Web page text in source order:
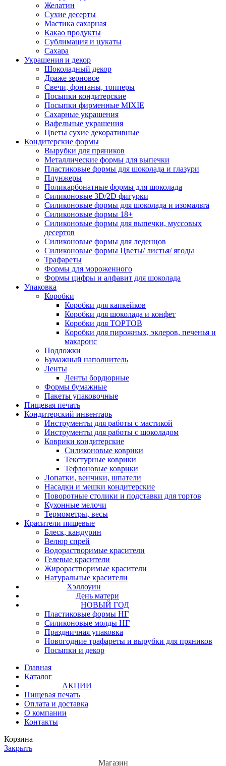
Желатин
Сухие десерты
Мастика сахарная
Какао продукты
Сублимация и цукаты
Сахара
Украшения и декор
Шоколадный декор
Драже зерновое
Свечи, фонтаны, топперы
Посыпки кондитерские
Посыпки фирменные MIXIE
Сахарные украшения
Вафельные украшения
Цветы сухие декоративные
Кондитерские формы
Вырубки для пряников
Металлические формы для выпечки
Пластиковые формы для шоколада и глазури
Плунжеры
Поликарбонатные формы для шоколада
Силиконовые 3D/2D фигурки
Силиконовые формы для шоколада и изомальта
Силиконовые формы 18+
Силиконовые формы для выпечки, муссовых
десертов
Силиконовые формы для леденцов
Силиконовые формы Цветы/ листья/ ягоды
Трафареты
Формы для мороженного
Формы цифры и алфавит для шоколада
Упаковка
Коробки
Коробки для капкейков
Коробки для шоколада и конфет
Коробки для ТОРТОВ
Коробки для пирожных, эклеров, печенья и
макаронс
Подложки
Бумажный наполнитель
Ленты
Ленты бордюрные
Формы бумажные
Пакеты упаковочные
Пищевая печать
Кондитерский инвентарь
Инструменты для работы с мастикой
Инструменты для работы с шоколадом
Коврики кондитерские
Силиконовые коврики
Текстурные коврики
Тефлоновые коврики
Лопатки, венчики, шпатели
Насадки и мешки кондитерские
Поворотные столики и подставки для тортов
Кухонные мелочи
Термометры, весы
Красители пищевые
Блеск, кандурин
Велюр спрей
Водорастворимые красители
Гелевые красители
Жирорастворимые красители
Натуральные красители
Хэллоуин
День матери
НОВЫЙ ГОД
Пластиковые формы НГ
Силиконовые молды НГ
Праздничная упаковка
Новогодние трафареты и вырубки для пряников
Посыпки и декор
Главная
Каталог
АКЦИИ
Пищевая печать
Оплата и доставка
О компании
Контакты
Корзина
Закрыть
Магазин